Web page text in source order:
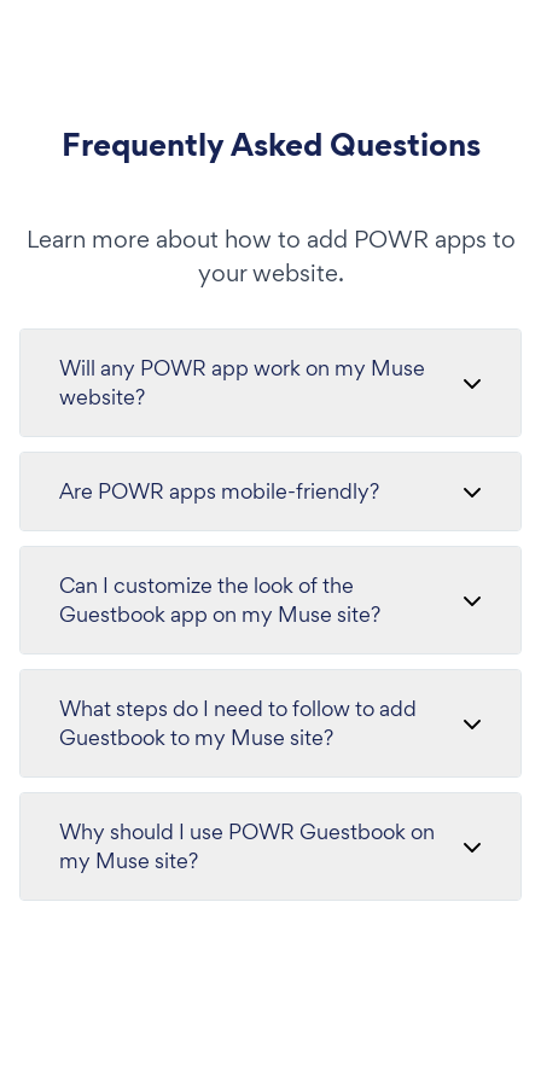
Frequently Asked Questions
Learn more about how to add POWR apps to
your website.
Will any POWR app work on my Muse
website?
Are POWR apps mobile-friendly?
Can I customize the look of the
Guestbook app on my Muse site?
What steps do I need to follow to add
Guestbook to my Muse site?
Why should I use POWR Guestbook on
my Muse site?